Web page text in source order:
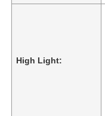
High Light: